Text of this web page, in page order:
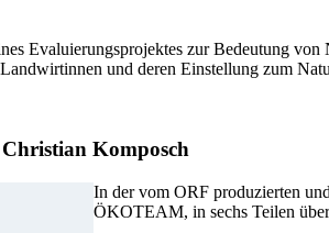
Evaluierungsprojektes zur Bedeutung
und deren Einstellung zum
Komposch
In der vom ORF produzierten
ÖKOTEAM, in sechs Teilen